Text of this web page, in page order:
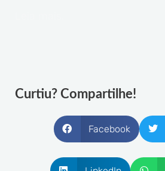
Curtiu? Compartilhe!
Facebook